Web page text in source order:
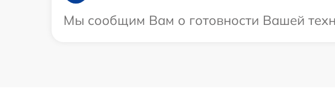
Мы сообщим Вам о готовности Вашей